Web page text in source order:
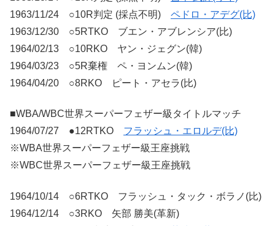
1963/11/24 ○10R判定 (採点不明) ペドロ・アデグ(比)
1963/12/30 ○5RTKO ブエン・アブレンシア(比)
1964/02/13 ○10RKO ヤン・ジェグン(韓)
1964/03/23 ○5R棄権 ペ・ヨンムン(韓)
1964/04/20 ○8RKO ピート・アセラ(比)
■WBA/WBC世界スーパーフェザー級タイトルマッチ
1964/07/27 ●12RTKO フラッシュ・エロルデ(比)
※WBA世界スーパーフェザー級王座挑戦
※WBC世界スーパーフェザー級王座挑戦
1964/10/14 ○6RTKO フラッシュ・タック・ボラノ(比)
1964/12/14 ○3RKO 矢部 勝美(革新)